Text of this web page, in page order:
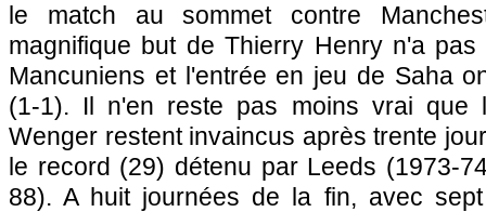
le match au sommet contre
magnifique but de Thierry Henry n'a
Mancuniens et l'entrée en jeu de Saha
(1-1). Il n'en reste pas moins vrai que
Wenger restent invaincus après trente
le record (29) détenu par Leeds (1973-
88). A huit journées de la fin, avec